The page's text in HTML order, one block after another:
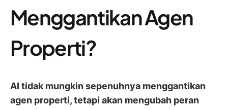
Menggantikan Agen
Properti?
AI tidak mungkin sepenuhnya menggantikan
agen properti, tetapi akan mengubah peran